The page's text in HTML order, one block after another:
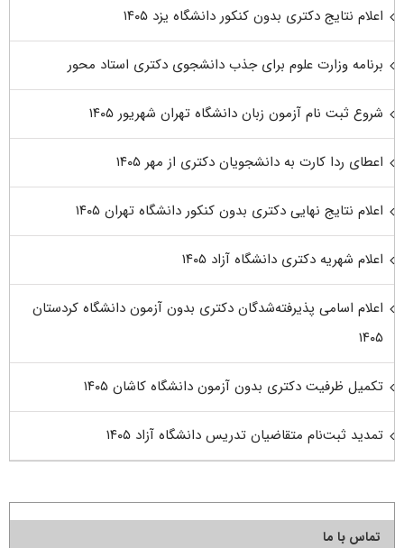
اعلام نتایج دکتری بدون کنکور دانشگاه یزد ۱۴۰۵
برنامه وزارت علوم برای جذب دانشجوی دکتری استاد محور
شروع ثبت نام آزمون زبان دانشگاه تهران شهریور ۱۴۰۵
اعطای ردا کارت به دانشجویان دکتری از مهر ۱۴۰۵
اعلام نتایج نهایی دکتری بدون کنکور دانشگاه تهران ۱۴۰۵
اعلام شهریه دکتری دانشگاه آزاد ۱۴۰۵
اعلام اسامی پذیرفته‌شدگان دکتری بدون آزمون دانشگاه کردستان
۱۴۰۵
تکمیل ظرفیت دکتری بدون آزمون دانشگاه کاشان ۱۴۰۵
تمدید ثبت‌نام متقاضیان تدریس دانشگاه آزاد ۱۴۰۵
تماس با ما